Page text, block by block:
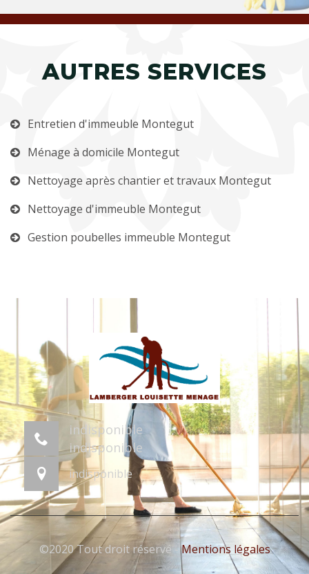
AUTRES SERVICES
Entretien d'immeuble Montegut
Ménage à domicile Montegut
Nettoyage après chantier et travaux Montegut
Nettoyage d'immeuble Montegut
Gestion poubelles immeuble Montegut
indisponible
indisponible
indisponible
©2020 Tout droit réservé -Mentions légales